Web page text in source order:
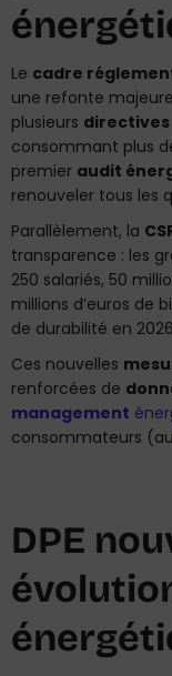
Le cadre
une refonte
plusieurs
consommant plus
premier audit
renouveler tous les
Parallèlement, la
transparence : les
250 salariés, 50
millions d’euros de
de durabilité en
Ces nouvelles
renforcées de
management
consommateurs
DPE